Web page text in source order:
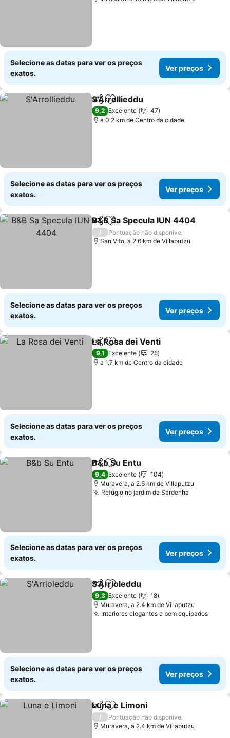
Selecione as datas para ver os preços
exatos.
Ver preços
PartilharAdicionar aos favoritos
S'Arrollieddu
9,2 Excelente
47
a 0.2 km de Centro da cidade
Selecione as datas para ver os preços
exatos.
Ver preços
PartilharAdicionar aos favoritos
B&B Sa Specula IUN 4404
/
Pontuação não disponível
San Vito, a 2.6 km de Villaputzu
Selecione as datas para ver os preços
exatos.
Ver preços
PartilharAdicionar aos favoritos
La Rosa dei Venti
9,1 Excelente
25
a 1.7 km de Centro da cidade
Selecione as datas para ver os preços
exatos.
Ver preços
PartilharAdicionar aos favoritos
B&b Su Entu
9,4 Excelente
104
Muravera, a 2.6 km de Villaputzu
Refúgio no jardim da Sardenha
Selecione as datas para ver os preços
exatos.
Ver preços
PartilharAdicionar aos favoritos
S'Arrioleddu
9,3 Excelente
18
Muravera, a 2.4 km de Villaputzu
Interiores elegantes e bem equipadosVer
Selecione as datas para ver os preços
exatos.
Ver preços
PartilharAdicionar aos favoritos
Luna e Limoni
/
Pontuação não disponível
Muravera, a 2.4 km de Villaputzu